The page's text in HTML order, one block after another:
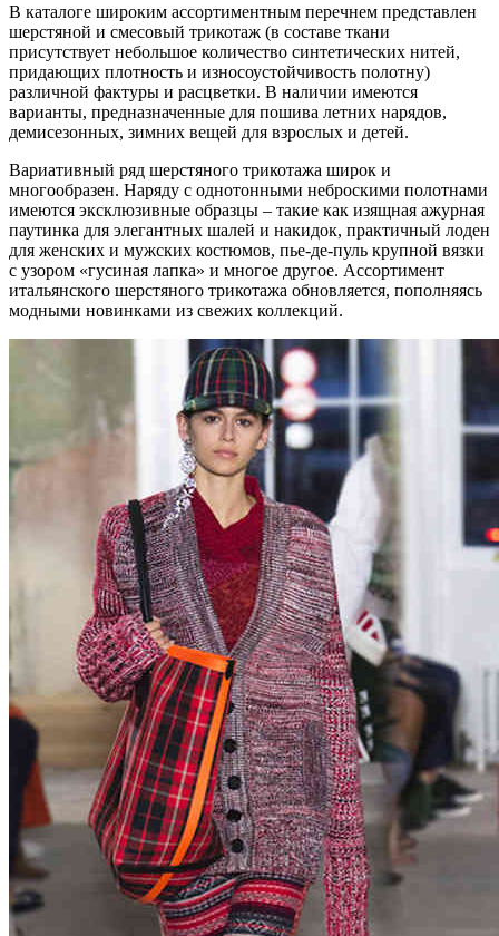
В каталоге широким ассортиментным перечнем представлен
шерстяной и смесовый трикотаж (в составе ткани
присутствует небольшое количество синтетических нитей,
придающих плотность и износоустойчивость полотну)
различной фактуры и расцветки. В наличии имеются
варианты, предназначенные для пошива летних нарядов,
демисезонных, зимних вещей для взрослых и детей.
Вариативный ряд шерстяного трикотажа широк и
многообразен. Наряду с однотонными неброскими полотнами
имеются эксклюзивные образцы – такие как изящная ажурная
паутинка для элегантных шалей и накидок, практичный лоден
для женских и мужских костюмов, пье-де-пуль крупной вязки
с узором «гусиная лапка» и многое другое. Ассортимент
итальянского шерстяного трикотажа обновляется, пополняясь
модными новинками из свежих коллекций.